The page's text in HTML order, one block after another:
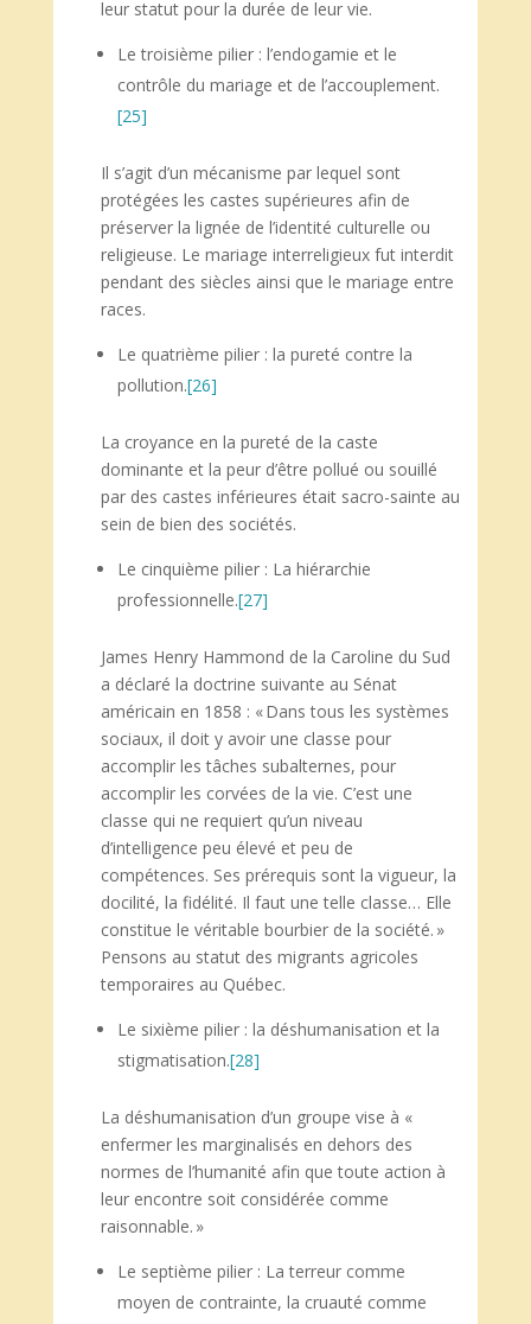
leur statut pour la durée de leur vie.
Le troisième pilier : l’endogamie et le
contrôle du mariage et de l’accouplement.
[25]
Il s’agit d’un mécanisme par lequel sont
protégées les castes supérieures afin de
préserver la lignée de l’identité culturelle ou
religieuse. Le mariage interreligieux fut interdit
pendant des siècles ainsi que le mariage entre
races.
Le quatrième pilier : la pureté contre la
pollution.[26]
La croyance en la pureté de la caste
dominante et la peur d’être pollué ou souillé
par des castes inférieures était sacro-sainte au
sein de bien des sociétés.
Le cinquième pilier : La hiérarchie
professionnelle.[27]
James Henry Hammond de la Caroline du Sud
a déclaré la doctrine suivante au Sénat
américain en 1858 : « Dans tous les systèmes
sociaux, il doit y avoir une classe pour
accomplir les tâches subalternes, pour
accomplir les corvées de la vie. C’est une
classe qui ne requiert qu’un niveau
d’intelligence peu élevé et peu de
compétences. Ses prérequis sont la vigueur, la
docilité, la fidélité. Il faut une telle classe… Elle
constitue le véritable bourbier de la société. »
Pensons au statut des migrants agricoles
temporaires au Québec.
Le sixième pilier : la déshumanisation et la
stigmatisation.[28]
La déshumanisation d’un groupe vise à «
enfermer les marginalisés en dehors des
normes de l’humanité afin que toute action à
leur encontre soit considérée comme
raisonnable. »
Le septième pilier : La terreur comme
moyen de contrainte, la cruauté comme